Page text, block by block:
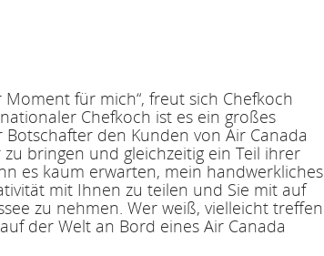
Moment für mich“, freut sich Chefkoch
Chefkoch ist es ein großes
Botschafter den Kunden von Air Canada
bringen und gleichzeitig ein Teil ihrer
es kaum erwarten, mein handwerkliches
mit Ihnen zu teilen und Sie mit auf
zu nehmen. Wer weiß, vielleicht treffen
der Welt an Bord eines Air Canada